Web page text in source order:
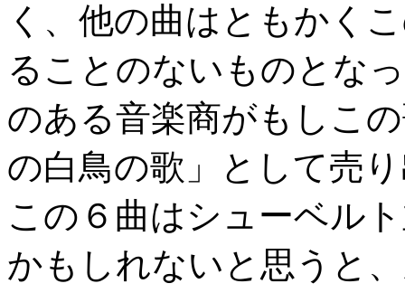
く、他の曲はともかく
ることのないものとな
のある音楽商がもしこ
の白鳥の歌」として売
この６曲はシューベル
かもしれないと思うと